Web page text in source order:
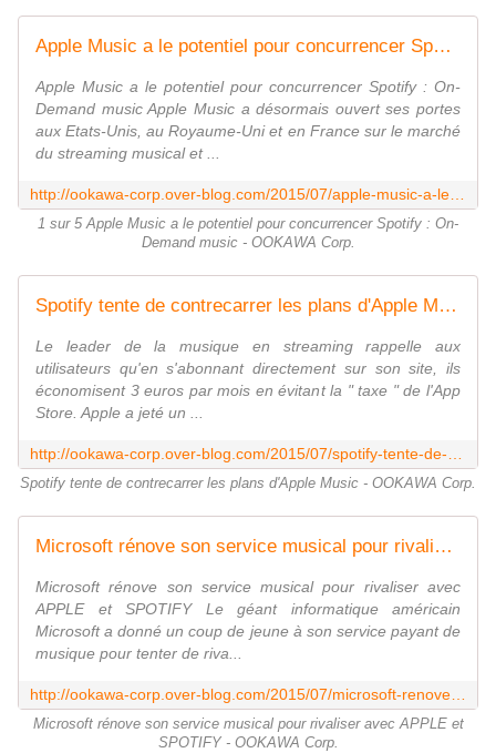
Apple Music a le potentiel pour concurrencer Spotify : On-Demand music - OOKAWA Corp.
Apple Music a le potentiel pour concurrencer Spotify : On-
Demand music Apple Music a désormais ouvert ses portes
aux Etats-Unis, au Royaume-Uni et en France sur le marché
du streaming musical et ...
1 sur 5 Apple Music a le potentiel pour concurrencer Spotify : On-
Demand music - OOKAWA Corp.
Spotify tente de contrecarrer les plans d'Apple Music - OOKAWA Corp.
Le leader de la musique en streaming rappelle aux
utilisateurs qu'en s'abonnant directement sur son site, ils
économisent 3 euros par mois en évitant la " taxe " de l'App
Store. Apple a jeté un ...
Spotify tente de contrecarrer les plans d'Apple Music - OOKAWA Corp.
Microsoft rénove son service musical pour rivaliser avec APPLE et SPOTIFY - OOKAWA Corp.
Microsoft rénove son service musical pour rivaliser avec
APPLE et SPOTIFY Le géant informatique américain
Microsoft a donné un coup de jeune à son service payant de
musique pour tenter de riva...
Microsoft rénove son service musical pour rivaliser avec APPLE et
SPOTIFY - OOKAWA Corp.